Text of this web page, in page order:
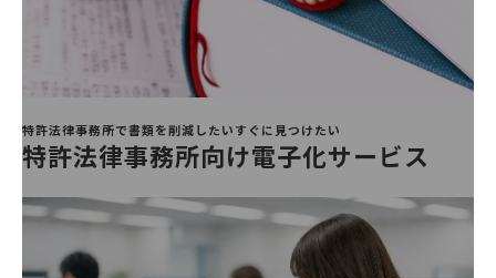
特許法律事務所で書類を削減したいすぐに見つけたい
特許法律事務所向け電子化サービス